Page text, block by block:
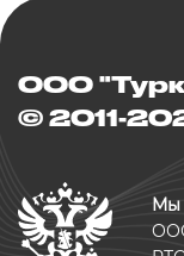
ООО
© 2011-
Мы